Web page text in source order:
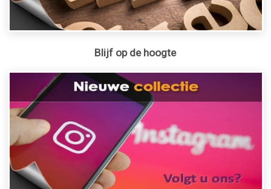
Blijf op de hoogte